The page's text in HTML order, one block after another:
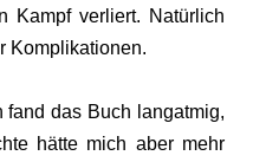
Kampf verliert. Natürlich
Komplikationen.
fand das Buch langatmig,
hätte mich aber mehr